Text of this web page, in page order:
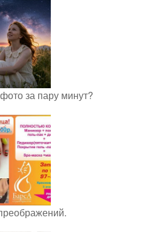
за пару минут?